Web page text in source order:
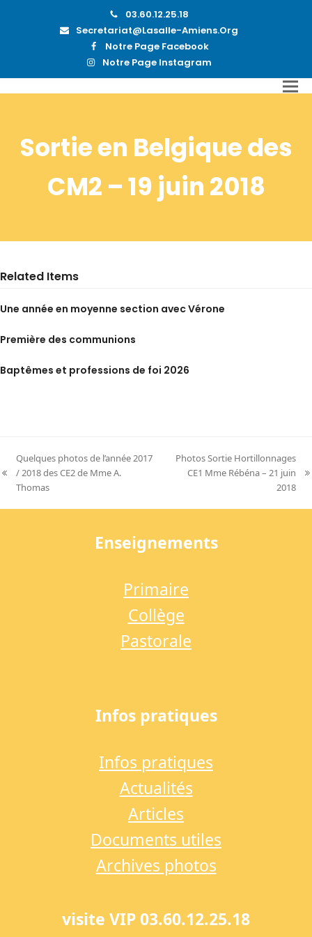
03.60.12.25.18
Secretariat@lasalle-Amiens.org
Notre Page Facebook
Notre Page Instagram
Sortie en Belgique des
CM2 – 19 juin 2018
Related Items
Une année en moyenne section avec Vérone
Première des communions
Baptêmes et professions de foi 2026
previous
post:
Quelques photos de l’année 2017
/ 2018 des CE2 de Mme A.
Thomas
next
Photos Sortie Hortillonnages
CE1 Mme Rébéna – 21 juin
2018
Enseignements
Primaire
Collège
Pastorale
Infos pratiques
Infos pratiques
Actualités
Articles
Documents utiles
Archives photos
visite VIP 03.60.12.25.18